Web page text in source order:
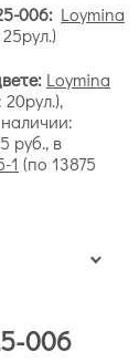
006: Loymina
Loymina
руб., в
1 (по 13875
006